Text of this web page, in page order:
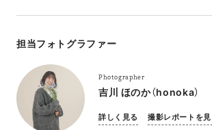
担当フォトグラファー
Photographer
吉川 ほのか（honoka）
詳しく見る 撮影レポートを見